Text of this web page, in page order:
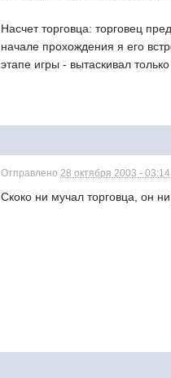
Насчет торговца: торговец
начале прохождения я его
этапе игры - вытаскивал
Отправлено28 октября 2003 - 03:14
Скоко ни мучал торговца, он